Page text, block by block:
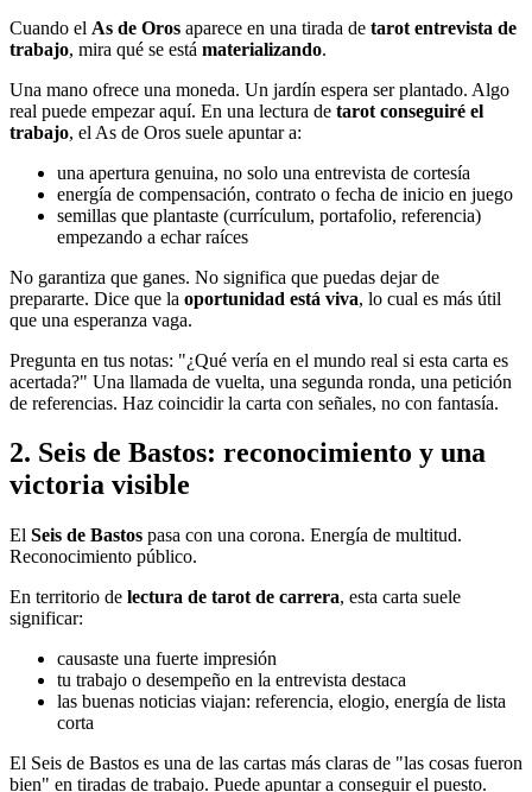
Cuando el As de Oros aparece en una tirada de tarot entrevista de
trabajo, mira qué se está materializando.
Una mano ofrece una moneda. Un jardín espera ser plantado. Algo
real puede empezar aquí. En una lectura de tarot conseguiré el
trabajo, el As de Oros suele apuntar a:
una apertura genuina, no solo una entrevista de cortesía
energía de compensación, contrato o fecha de inicio en juego
semillas que plantaste (currículum, portafolio, referencia)
empezando a echar raíces
No garantiza que ganes. No significa que puedas dejar de
prepararte. Dice que la oportunidad está viva, lo cual es más útil
que una esperanza vaga.
Pregunta en tus notas: "¿Qué vería en el mundo real si esta carta es
acertada?" Una llamada de vuelta, una segunda ronda, una petición
de referencias. Haz coincidir la carta con señales, no con fantasía.
2. Seis de Bastos: reconocimiento y una
victoria visible
El Seis de Bastos pasa con una corona. Energía de multitud.
Reconocimiento público.
En territorio de lectura de tarot de carrera, esta carta suele
significar:
causaste una fuerte impresión
tu trabajo o desempeño en la entrevista destaca
las buenas noticias viajan: referencia, elogio, energía de lista
corta
El Seis de Bastos es una de las cartas más claras de "las cosas fueron
bien" en tiradas de trabajo. Puede apuntar a conseguir el puesto.